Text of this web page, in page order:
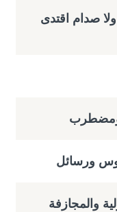
صدام اقتدى
ومضطرب
ورسائل
والمجازفة